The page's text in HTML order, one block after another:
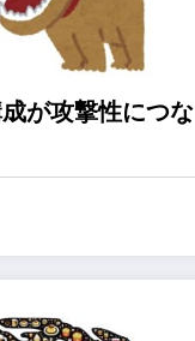
が攻撃性につな